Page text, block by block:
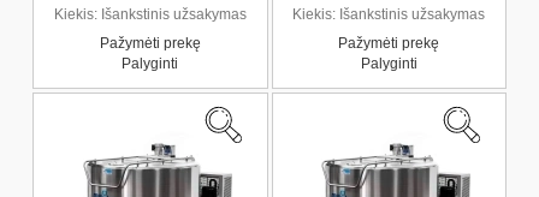
Kiekis: Išankstinis užsakymas
Pažymėti prekę
Palyginti
Kiekis: Išankstinis užsakymas
Pažymėti prekę
Palyginti